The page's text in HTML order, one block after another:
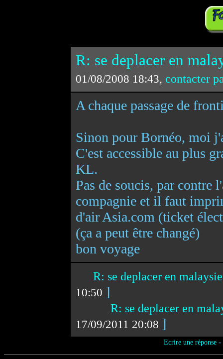
R: se deplacer en
01/08/2008 18:43, contacter
A chaque passage de
Sinon pour Bornéo, moi
C'est accessible au plus
KL.
Pas de soucis, par contre
compagnie et il faut
d'air Asia.com (ticket
(ça a peut être changé)
bon voyage
R: se deplacer en
10:50 ]
R: se deplacer en
17/09/2011 20:08 ]
Ecrire une réponse-